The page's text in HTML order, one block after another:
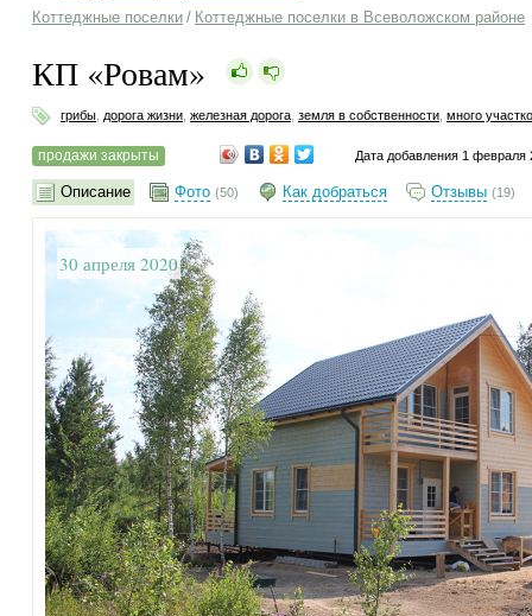
Коттеджные поселки / Коттеджные поселки в Всеволожском районе
КП «Ровам»
грибы дорога жизни железная дорога земля в собственности много
продажи закрыты Дата добавления 1 февраля
Описание Фото (50) Как добраться Отзывы (19)
30 апреля 2020